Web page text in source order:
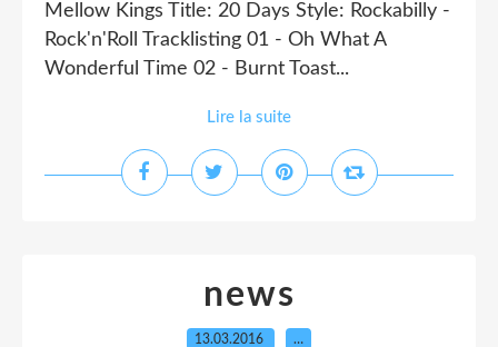
Mellow Kings Title: 20 Days Style: Rockabilly -
Rock'n'Roll Tracklisting 01 - Oh What A
Wonderful Time 02 - Burnt Toast...
Lire la suite
news
13.03.2016 …